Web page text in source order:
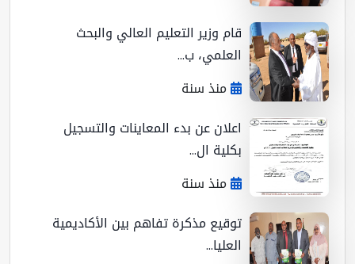
قام وزير التعليم العالي والبحث
العلمي، ب...
منذ سنة
اعلان عن بدء المعاينات والتسجيل
بكلية ال...
منذ سنة
توقيع مذكرة تفاهم بين الأكاديمية
العليا...